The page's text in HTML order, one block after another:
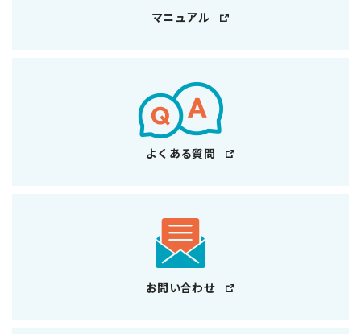
マニュアル
よくある質問
お問い合わせ